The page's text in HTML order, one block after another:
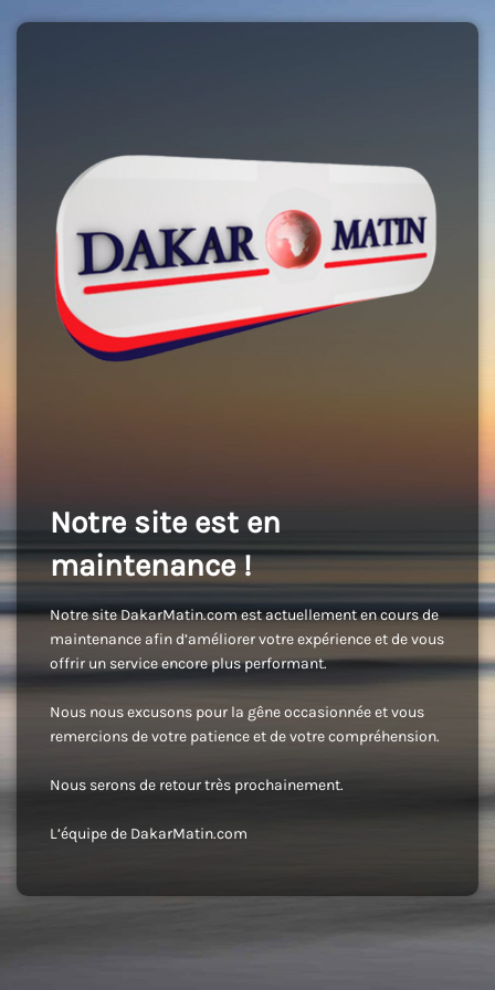
Notre site est en
maintenance !
Notre site DakarMatin.com est actuellement en cours de
maintenance afin d’améliorer votre expérience et de vous
offrir un service encore plus performant.
Nous nous excusons pour la gêne occasionnée et vous
remercions de votre patience et de votre compréhension.
Nous serons de retour très prochainement.
L’équipe de DakarMatin.com